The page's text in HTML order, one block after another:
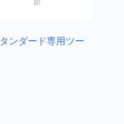
ンダード専用ツー